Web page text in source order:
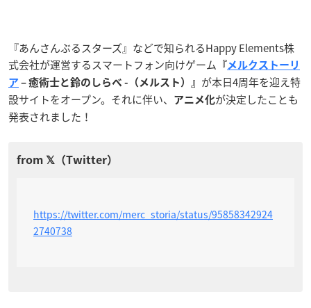
『あんさんぶるスターズ』などで知られるHappy Elements株
式会社が運営するスマートフォン向けゲーム 『 メルクストーリ
ア – 癒術士と鈴のしらべ -（メルスト）』 が本日4周年を迎え特
設サイトをオープン。それに伴い、
アニメ化が決定したことも
発表されました！
https://twitter.com/merc_storia/status/95858342924
2740738